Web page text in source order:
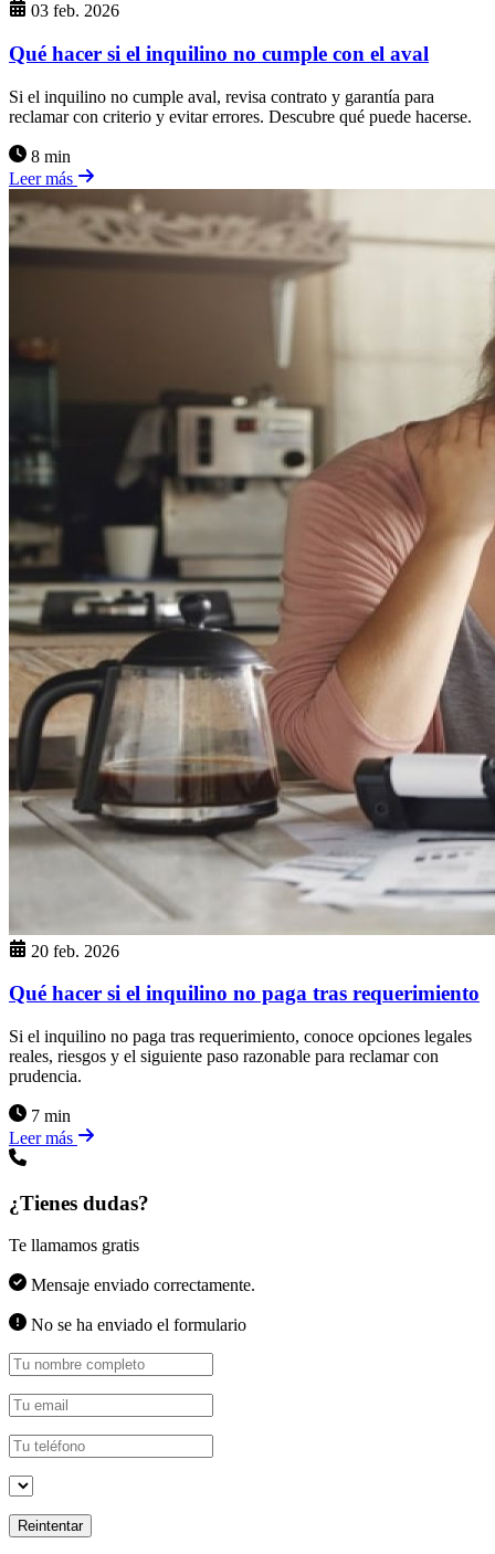
03 feb. 2026
Qué hacer si el inquilino no cumple con el aval
Si el inquilino no cumple aval, revisa contrato y garantía para
reclamar con criterio y evitar errores. Descubre qué puede hacerse.
8 min
Leer más
20 feb. 2026
Qué hacer si el inquilino no paga tras requerimiento
Si el inquilino no paga tras requerimiento, conoce opciones legales
reales, riesgos y el siguiente paso razonable para reclamar con
prudencia.
7 min
Leer más
¿Tienes dudas?
Te llamamos gratis
Mensaje enviado correctamente.
No se ha enviado el formulario
Reintentar